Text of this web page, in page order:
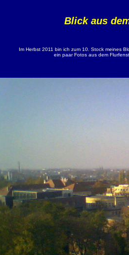
Blick aus
Im Herbst 2011 bin ich zum 10. Stock meines
ein paar Fotos aus dem